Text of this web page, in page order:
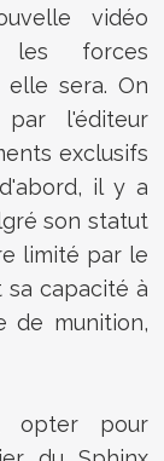
vidéo
les forces
sera. On
l'éditeur
exclusifs
il y a
son statut
limité par le
capacité à
de munition,
opter pour